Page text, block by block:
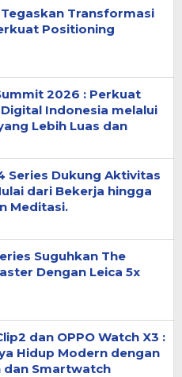
Tegaskan Transformasi
Positioning
2026 : Perkuat
Indonesia melalui
Lebih Luas dan
Series Dukung Aktivitas
dari Bekerja hingga
Meditasi.
Suguhkan The
Dengan Leica 5x
dan OPPO Watch X3 :
Hidup Modern dengan
dan Smartwatch